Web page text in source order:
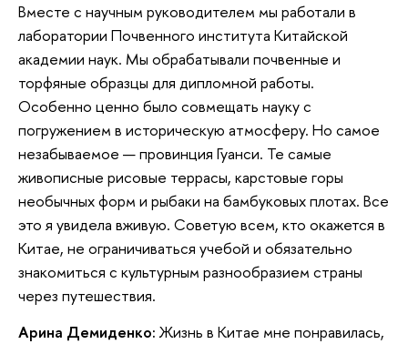
Вместе с научным руководителем мы работали в
лаборатории Почвенного института Китайской
академии наук. Мы обрабатывали почвенные и
торфяные образцы для дипломной работы.
Особенно ценно было совмещать науку с
погружением в историческую атмосферу. Но самое
незабываемое — провинция Гуанси. Те самые
живописные рисовые террасы, карстовые горы
необычных форм и рыбаки на бамбуковых плотах. Все
это я увидела вживую. Советую всем, кто окажется в
Китае, не ограничиваться учебой и обязательно
знакомиться с культурным разнообразием страны
через путешествия.
Арина Демиденко:Жизнь в Китае мне понравилась,